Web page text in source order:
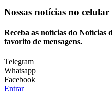
Nossas notícias no celular
Receba as notícias do Notícias
favorito de mensagens.
Telegram
Whatsapp
Facebook
Entrar